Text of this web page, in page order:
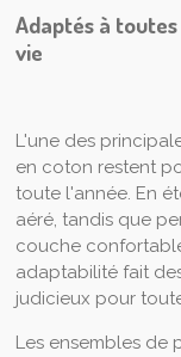
Adaptés à
vie
L'une des
en coton restent
toute l'année. En
aéré, tandis que
couche
adaptabilité fait
judicieux pour
Les ensembles de